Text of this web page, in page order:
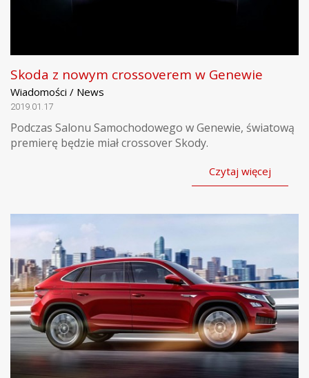
Skoda z nowym crossoverem w Genewie
Wiadomości / News
2019.01.17
Podczas Salonu Samochodowego w Genewie, światową
premierę będzie miał crossover Skody.
Czytaj więcej